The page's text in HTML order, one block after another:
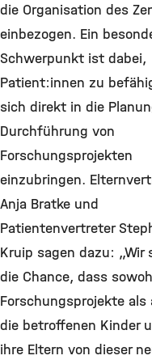
die Organisation des
einbezogen. Ein
Schwerpunkt ist dabei,
Patient:innen zu
sich direkt in die
Durchführung von
Forschungsprojekten
einzubringen.
Anja Bratke und
Patientenvertreter
Kruip sagen dazu: „Wir
die Chance, dass
Forschungsprojekte als
die betroffenen Kinder
ihre Eltern von dieser